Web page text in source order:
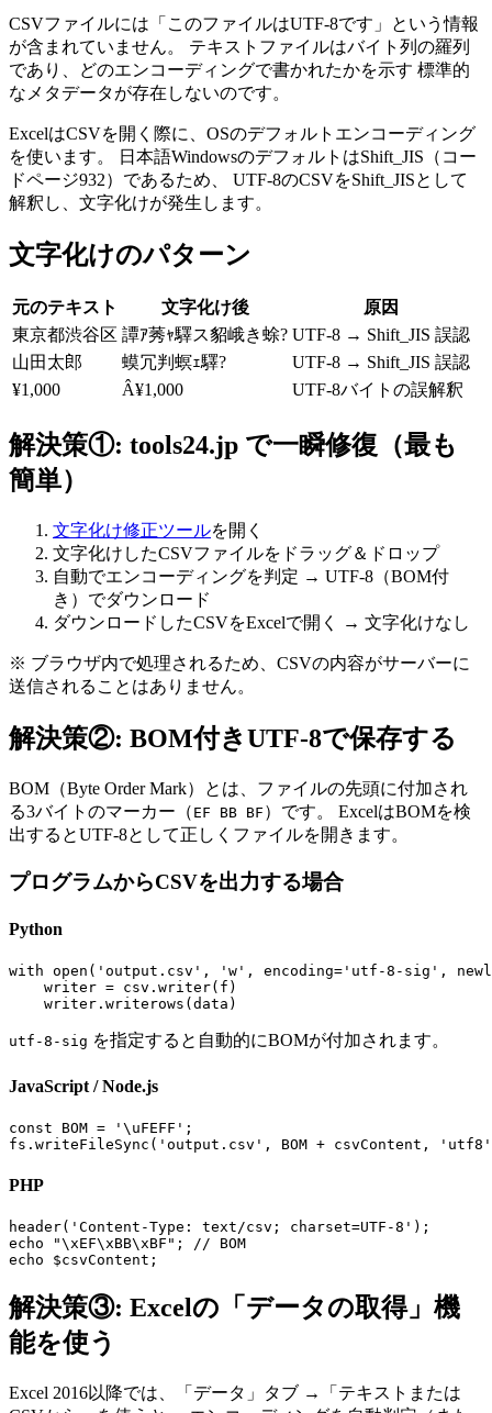
CSVファイルには「このファイルはUTF-8です」という情報
が含まれていません。 テキストファイルはバイト列の羅列
であり、どのエンコーディングで書かれたかを示す 標準的
なメタデータが存在しないのです。
ExcelはCSVを開く際に、OSのデフォルトエンコーディング
を使います。 日本語WindowsのデフォルトはShift_JIS（コー
ドページ932）であるため、 UTF-8のCSVをShift_JISとして
解釈し、文字化けが発生します。
文字化けのパターン
元のテキスト 文字化け後
原因
東京都渋谷区 譚ｱ莠ｬ驛ス貂峨き蜍? UTF-8 → Shift_JIS 誤認
山田太郎
蟆冗判螟ｪ驛?
UTF-8 → Shift_JIS 誤認
¥1,000
Â¥1,000 UTF-8バイトの誤解釈
解決策①: tools24.jp で一瞬修復（最も
簡単）
文字化け修正ツールを開く
文字化けしたCSVファイルをドラッグ＆ドロップ
自動でエンコーディングを判定 → UTF-8（BOM付
き）でダウンロード
ダウンロードしたCSVをExcelで開く → 文字化けなし
※ ブラウザ内で処理されるため、CSVの内容がサーバーに
送信されることはありません。
解決策②: BOM付きUTF-8で保存する
BOM（Byte Order Mark）とは、ファイルの先頭に付加され
る3バイトのマーカー（ EF BB BF ）です。 ExcelはBOMを検
出するとUTF-8として正しくファイルを開きます。
プログラムからCSVを出力する場合
Python
with open('output.csv', 'w', encoding='utf-8-sig',
    writer = csv.writer(f)
    writer.writerows(data)
utf-8-sig を指定すると自動的にBOMが付加されます。
JavaScript / Node.js
const BOM = '\uFEFF';
fs.writeFileSync('output.csv', BOM + csvContent,
PHP
header('Content-Type: text/csv; charset=UTF-8');
echo "\xEF\xBB\xBF"; // BOM
echo $csvContent;
解決策③: Excelの「データの取得」機
能を使う
Excel 2016以降では、「データ」タブ →「テキストまたは